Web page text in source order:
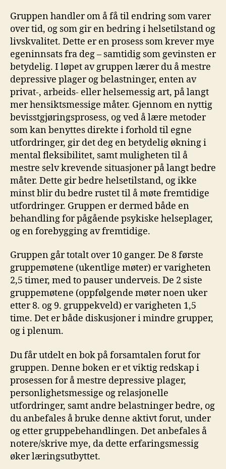
Gruppen handler om å få til endring som varer
over tid, og som gir en bedring i helsetilstand og
livskvalitet. Dette er en prosess som krever mye
egeninnsats fra deg – samtidig som gevinsten er
betydelig. I løpet av gruppen lærer du å mestre
depressive plager og belastninger, enten av
privat-, arbeids- eller helsemessig art, på langt
mer hensiktsmessige måter. Gjennom en nyttig
bevisstgjøringsprosess, og ved å lære metoder
som kan benyttes direkte i forhold til egne
utfordringer, gir det deg en betydelig økning i
mental fleksibilitet, samt muligheten til å
mestre selv krevende situasjoner på langt bedre
måter. Dette gir bedre helsetilstand, og ikke
minst blir du bedre rustet til å møte fremtidige
utfordringer. Gruppen er dermed både en
behandling for pågående psykiske helseplager,
og en forebygging av fremtidige.
Gruppen går totalt over 10 ganger. De 8 første
gruppemøtene (ukentlige møter) er varigheten
2,5 timer, med to pauser underveis. De 2 siste
gruppemøtene (oppfølgende møter noen uker
etter 8. og 9. gruppekveld) er varigheten 1,5
time. Det er både diskusjoner i mindre grupper,
og i plenum.
Du får utdelt en bok på forsamtalen forut for
gruppen. Denne boken er et viktig redskap i
prosessen for å mestre depressive plager,
personlighetsmessige og relasjonelle
utfordringer, samt andre belastninger bedre, og
du anbefales å bruke denne aktivt forut, under
og etter gruppebehandlingen. Det anbefales å
notere/skrive mye, da dette erfaringsmessig
øker læringsutbyttet.